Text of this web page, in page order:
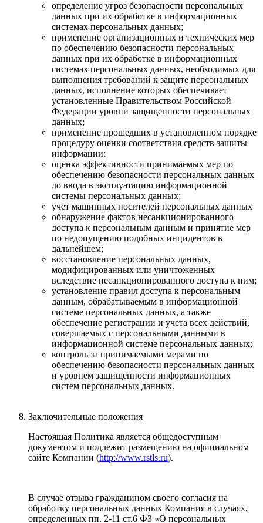
определение угроз безопасности персональных
данных при их обработке в информационных
системах персональных данных;
применение организационных и технических мер
по обеспечению безопасности персональных
данных при их обработке в информационных
системах персональных данных, необходимых для
выполнения требований к защите персональных
данных, исполнение которых обеспечивает
установленные Правительством Российской
Федерации уровни защищенности персональных
данных;
применение прошедших в установленном порядке
процедуру оценки соответствия средств защиты
информации:
оценка эффективности принимаемых мер по
обеспечению безопасности персональных данных
до ввода в эксплуатацию информационной
системы персональных данных;
учет машинных носителей персональных данных
обнаружение фактов несанкционированного
доступа к персональным данным и принятие мер
по недопущению подобных инцидентов в
дальнейшем;
восстановление персональных данных,
модифицированных или уничтоженных
вследствие несанкционированного доступа к ним;
установление правил доступа к персональным
данным, обрабатываемым в информационной
системе персональных данных, а также
обеспечение регистрации и учета всех действий,
совершаемых с персональными данными в
информационной системе персональных данных;
контроль за принимаемыми мерами по
обеспечению безопасности персональных данных
и уровнем защищенности информационных
систем персональных данных.
Заключительные положения
Настоящая Политика является общедоступным
документом и подлежит размещению на официальном
сайте Компании (http://www.rstls.ru).
В случае отзыва гражданином своего согласия на
обработку персональных данных Компания в случаях,
определенных пп. 2-11 ст.6 ФЗ «О персональных